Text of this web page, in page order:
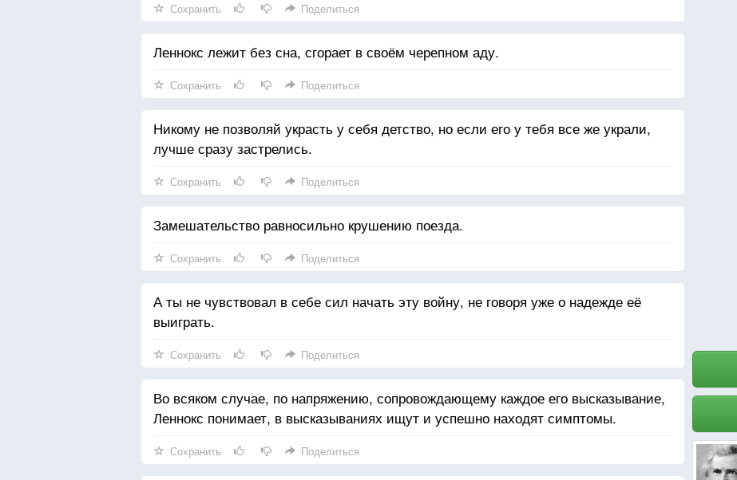
Сохранить Поделиться
Леннокс лежит без сна, сгорает в своём черепном аду.
Сохранить Поделиться
Никому не позволяй украсть у себя детство, но если его у тебя все же украли,
лучше сразу застрелись.
Сохранить Поделиться
Замешательство равносильно крушению поезда.
Сохранить Поделиться
А ты не чувствовал в себе сил начать эту войну, не говоря уже о надежде её
выиграть.
Сохранить Поделиться
Во всяком случае, по напряжению, сопровождающему каждое его высказывание,
Леннокс понимает, в высказываниях ищут и успешно находят симптомы.
Сохранить Поделиться